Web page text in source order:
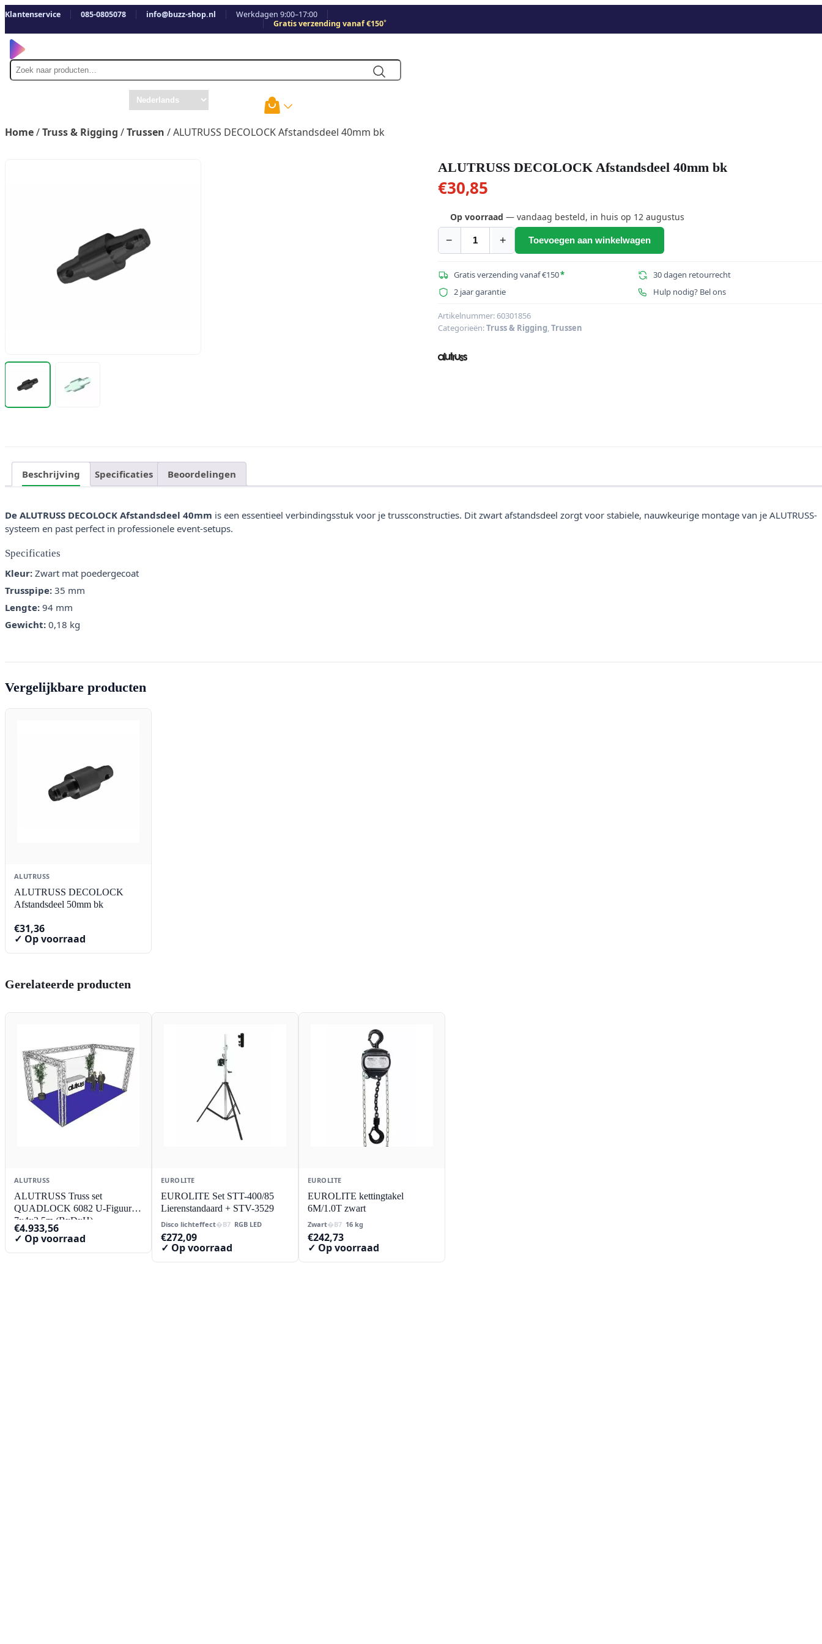
Klantenservice 085-0805078 info@buzz-shop.nl
Werkdagen 9:00–17:00
Gratis verzending vanaf €150*
Zoek
naar
Home/Truss & Rigging /Trussen / ALUTRUSS DECOLOCK Afstandsdeel 40mm bk
ALUTRUSS DECOLOCK Afstandsdeel 40mm bk
€30,85
Op voorraad — vandaag besteld, in huis op 12 augustus
−
ALUTRUSS
Afstandsdeel
40mm
aantal
+ Toevoegen aan winkelwagen
Gratis verzending vanaf €150*
30 dagen retourrecht
2 jaar garantie
Hulp nodig? Bel ons
Artikelnummer:60301856
Categorieën:Truss & Rigging Trussen
Beschrijving Specificaties Beoordelingen
De ALUTRUSS DECOLOCK Afstandsdeel 40mm is een essentieel verbindingsstuk voor je trussconstructies. Dit zwart afstandsdeel zorgt voor stabiele, nauwkeurige montage van je ALUTRUSS-
systeem en past perfect in professionele event-setups.
Specificaties
Kleur: Zwart mat poedergecoat
Trusspipe: 35 mm
Lengte: 94 mm
Gewicht: 0,18 kg
Vergelijkbare producten
ALUTRUSS
ALUTRUSS DECOLOCK
Afstandsdeel 50mm bk
€31,36
✓ Op voorraad
Gerelateerde producten
ALUTRUSS
ALUTRUSS Truss set
QUADLOCK 6082 U-Figuur
7x4x3.5m (BxDxH)
€4.933,56
✓ Op voorraad
EUROLITE
EUROLITE Set STT-400/85
Lierenstandaard + STV-3529
Disco lichteffect RGB LED
€272,09
✓ Op voorraad
EUROLITE
EUROLITE kettingtakel
6M/1.0T zwart
Zwart 16 kg
€242,73
✓ Op voorraad